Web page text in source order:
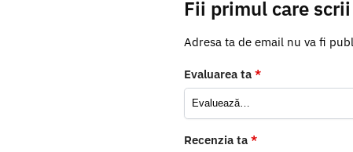
Fii primul care
Adresa ta de email nu va fi
Evaluarea ta *
Recenzia ta *